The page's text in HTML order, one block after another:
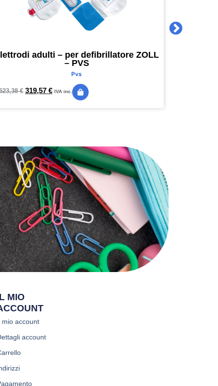
adulti – per defibrillatore ZOLL
– PVS
Pvs
€ 319,57 € IVA inc.
MIO
mio account
account